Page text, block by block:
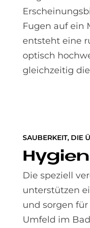
Fugen auf ein
entsteht eine
optisch
gleichzeitig
SAUBERKEIT, DIE
Die speziell
unterstützen
und sorgen
Umfeld im